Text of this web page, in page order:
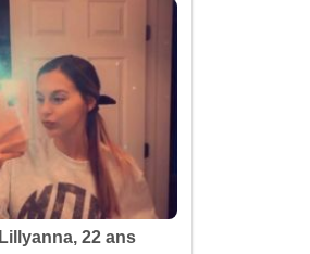
Lillyanna, 22 ans